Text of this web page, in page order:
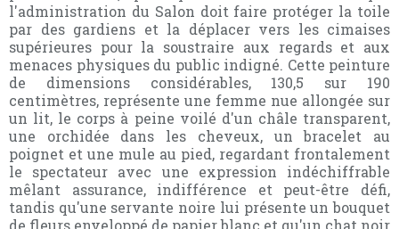
l'administration du Salon doit faire protéger la toile
par des gardiens et la déplacer vers les cimaises
supérieures pour la soustraire aux regards et aux
menaces physiques du public indigné. Cette peinture
de dimensions considérables, 130,5 sur 190
centimètres, représente une femme nue allongée sur
un lit, le corps à peine voilé d'un châle transparent,
une orchidée dans les cheveux, un bracelet au
poignet et une mule au pied, regardant frontalement
le spectateur avec une expression indéchiffrable
mêlant assurance, indifférence et peut-être défi,
tandis qu'une servante noire lui présente un bouquet
de fleurs enveloppé de papier blanc et qu'un chat noir